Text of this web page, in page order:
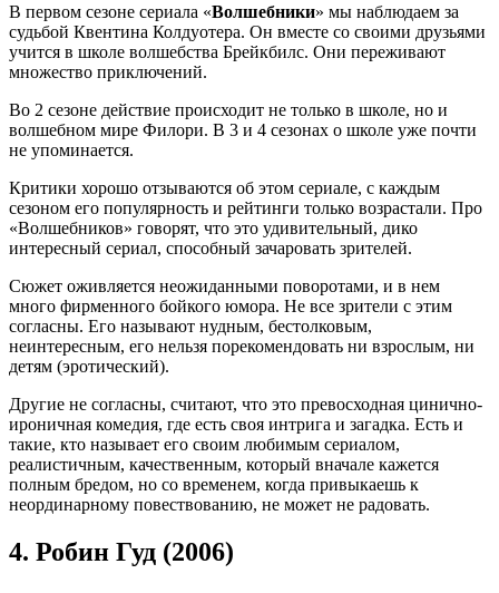
В первом сезоне сериала «Волшебники» мы наблюдаем за
судьбой Квентина Колдуотера. Он вместе со своими друзьями
учится в школе волшебства Брейкбилс. Они переживают
множество приключений.
Во 2 сезоне действие происходит не только в школе, но и
волшебном мире Филори. В 3 и 4 сезонах о школе уже почти
не упоминается.
Критики хорошо отзываются об этом сериале, с каждым
сезоном его популярность и рейтинги только возрастали. Про
«Волшебников» говорят, что это удивительный, дико
интересный сериал, способный зачаровать зрителей.
Сюжет оживляется неожиданными поворотами, и в нем
много фирменного бойкого юмора. Не все зрители с этим
согласны. Его называют нудным, бестолковым,
неинтересным, его нельзя порекомендовать ни взрослым, ни
детям (эротический).
Другие не согласны, считают, что это превосходная цинично-
ироничная комедия, где есть своя интрига и загадка. Есть и
такие, кто называет его своим любимым сериалом,
реалистичным, качественным, который вначале кажется
полным бредом, но со временем, когда привыкаешь к
неординарному повествованию, не может не радовать.
4. Робин Гуд (2006)